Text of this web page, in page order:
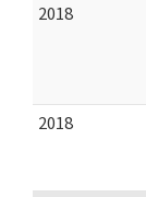
2018
2018